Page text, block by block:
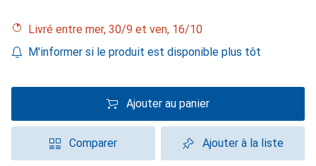
Livré entre mer, 30/9 et ven, 16/10
M'informer si le produit est disponible plus tôt
Ajouter au panier
Comparer Ajouter à la liste